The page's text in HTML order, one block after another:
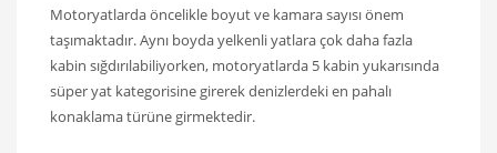
Motoryatlarda öncelikle boyut ve kamara sayısı önem
taşımaktadır. Aynı boyda yelkenli yatlara çok daha fazla
kabin sığdırılabiliyorken, motoryatlarda 5 kabin yukarısında
süper yat kategorisine girerek denizlerdeki en pahalı
konaklama türüne girmektedir.